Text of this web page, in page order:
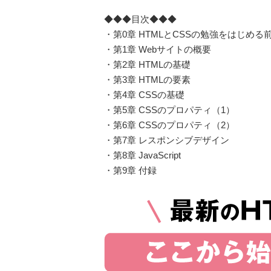
◆◆◆目次◆◆◆
・第0章 HTMLとCSSの勉強をはじめる
・第1章 Webサイトの概要
・第2章 HTMLの基礎
・第3章 HTMLの要素
・第4章 CSSの基礎
・第5章 CSSのプロパティ（1）
・第6章 CSSのプロパティ（2）
・第7章 レスポンシブデザイン
・第8章 JavaScript
・第9章 付録